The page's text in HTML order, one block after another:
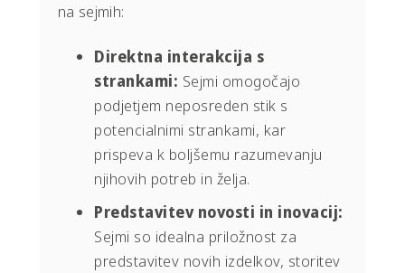
na sejmih:
Direktna interakcija s
strankami: Sejmi omogočajo
podjetjem neposreden stik s
potencialnimi strankami, kar
prispeva k boljšemu razumevanju
njihovih potreb in želja.
Predstavitev novosti in inovacij:
Sejmi so idealna priložnost za
predstavitev novih izdelkov, storitev